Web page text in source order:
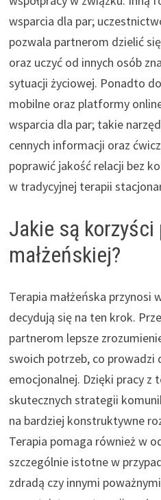
wsparcia dla par;
pozwala partnerom dzielić
oraz uczyć od innych osób
sytuacji życiowej. Ponadto
mobilne oraz platformy
wsparcia dla par; takie
cennych informacji oraz
poprawić jakość relacji bez
w tradycyjnej terapii
Jakie są korzyści
małżeńskiej?
Terapia małżeńska przynosi
decydują się na ten krok.
partnerom lepsze
swoich potrzeb, co prowadzi
emocjonalnej. Dzięki pracy z
skutecznych strategii
na bardziej konstruktywne
Terapia pomaga również w
szczególnie istotne w
zdradą czy innymi